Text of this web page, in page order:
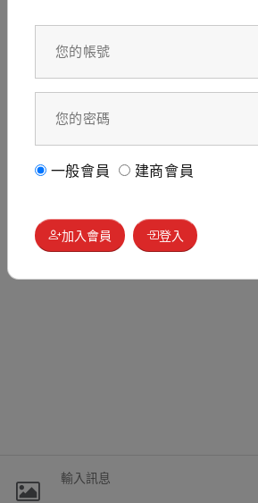
一般會員 建商會員
加入會員 登入